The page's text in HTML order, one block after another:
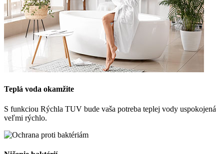
Teplá voda okamžite
S funkciou Rýchla TUV bude vaša potreba teplej vody uspokojená
veľmi rýchlo.